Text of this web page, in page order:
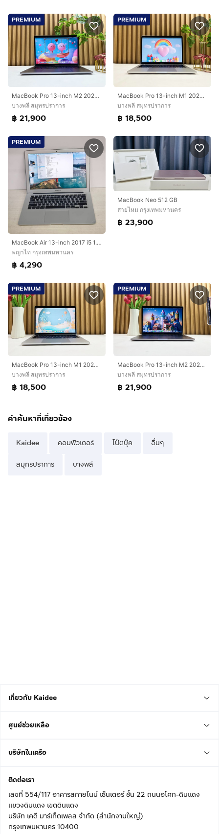
PREMIUM
MacBook Pro 13-inch M2 2022 Ram8GB SSD512GB Space Gray
บางพลี สมุทรปราการ
฿ 21,900
PREMIUM
MacBook Pro 13-inch M1 2020 Ram8GB SSD512GB Silver
บางพลี สมุทรปราการ
฿ 18,500
PREMIUM
MacBook Air 13-inch 2017 i5 1.8GHz RAM 8GB SSD 128GB เครื่องบางเบา ใช้งานปกติ
พญาไท กรุงเทพมหานคร
฿ 4,290
MacBook Neo 512 GB
สายไหม กรุงเทพมหานคร
฿ 23,900
PREMIUM
MacBook Pro 13-inch M1 2020 Ram8GB SSD512GB Silver
บางพลี สมุทรปราการ
฿ 18,500
PREMIUM
MacBook Pro 13-inch M2 2022 Ram8GB SSD512GB Space Gray
บางพลี สมุทรปราการ
฿ 21,900
คำค้นหาที่เกี่ยวข้อง
Kaidee คอมพิวเตอร์ โน๊ตบุ๊ค อื่นๆ
สมุทรปราการ บางพลี
เกี่ยวกับ Kaidee
ศูนย์ช่วยเหลือ
บริษัทในเครือ
ติดต่อเรา
เลขที่ 554/117 อาคารสกายไนน์ เซ็นเตอร์ ชั้น 22 ถนนอโศก-ดินแดง
แขวงดินแดง เขตดินแดง
บริษัท เคดี มาร์เก็ตเพลส จำกัด (สำนักงานใหญ่)
กรุงเทพมหานคร 10400